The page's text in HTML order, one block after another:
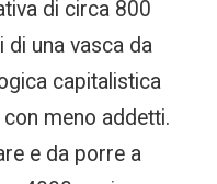
di circa 800
di una vasca da
capitalistica
meno addetti.
e da porre a